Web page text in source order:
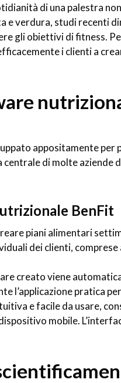
di una palestra
e verdura, studi recenti
gli obiettivi di fitness.
i clienti a
appositamente
di molte aziende
BenFit
piani alimentari
dei clienti,
creato viene
l’applicazione pratica
e facile da usare,
mobile.